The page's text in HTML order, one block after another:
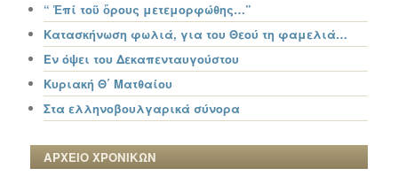
“ Ἐπί τοῦ ὄρους μετεμορφώθης…”
Κατασκήνωση φωλιά, για του Θεού τη φαμελιά…
Εν όψει του Δεκαπενταυγούστου
Κυριακή Θ΄ Ματθαίου
Στα ελληνοβουλγαρικά σύνορα
ΑΡΧΕΙΟ ΧΡΟΝΙΚΩΝ